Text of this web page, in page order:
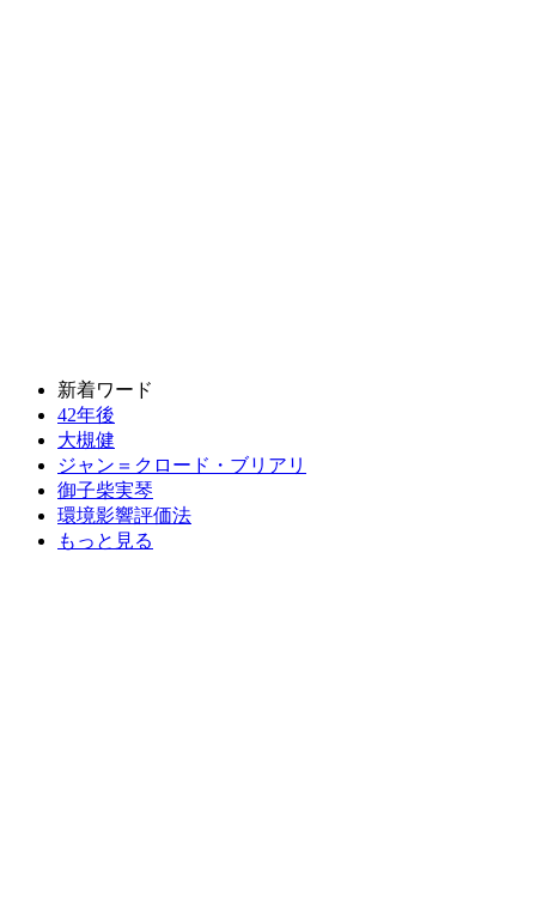
新着ワード
42年後
大槻健
ジャン＝クロード・ブリアリ
御子柴実琴
環境影響評価法
もっと見る